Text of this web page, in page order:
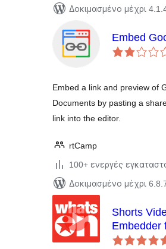
Δοκιμασμένο μέχρι
Embed
Embed a link and preview of
Documents by pasting a
link into the editor.
rtCamp
100+ ενεργές
Δοκιμασμένο μέχρι
Shorts
Embedder
YouTube